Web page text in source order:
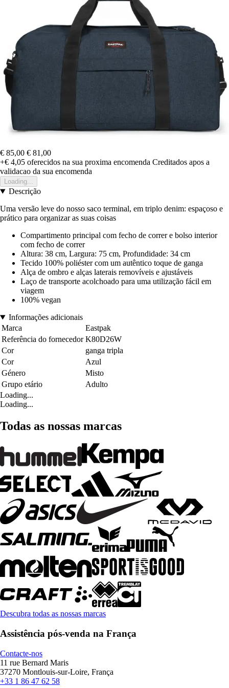
€ 85,00 € 81,00
+€ 4,05 oferecidos na sua proxima encomenda Creditados apos a
validacao da sua encomenda
Loading...
Descrição
Uma versão leve do nosso saco terminal, em triplo denim: espaçoso e
prático para organizar as suas coisas
Compartimento principal com fecho de correr e bolso interior
com fecho de correr
Altura: 38 cm, Largura: 75 cm, Profundidade: 34 cm
Tecido 100% poliéster com um autêntico toque de ganga
Alça de ombro e alças laterais removíveis e ajustáveis
Laço de transporte acolchoado para uma utilização fácil em
viagem
100% vegan
Informações adicionais
Marca
Eastpak
Referência do fornecedor K80D26W
Cor
ganga tripla
Cor
Azul
Género
Misto
Grupo etário
Adulto
Loading...
Loading...
Todas as nossas marcas
Descubra todas as nossas marcas
Assistência pós-venda na França
Contacte-nos
11 rue Bernard Maris
37270 Montlouis-sur-Loire, França
+33 1 86 47 62 58